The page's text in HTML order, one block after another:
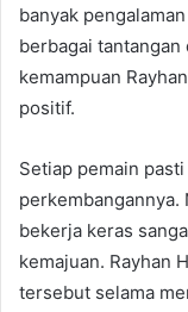
banyak
berbagai
kemampuan
positif.
Setiap pemain
perkembangannya.
bekerja keras
kemajuan. Rayhan
tersebut selama